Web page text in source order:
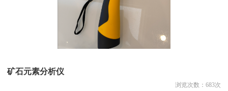
矿石元素分析仪
浏览次数： 683次